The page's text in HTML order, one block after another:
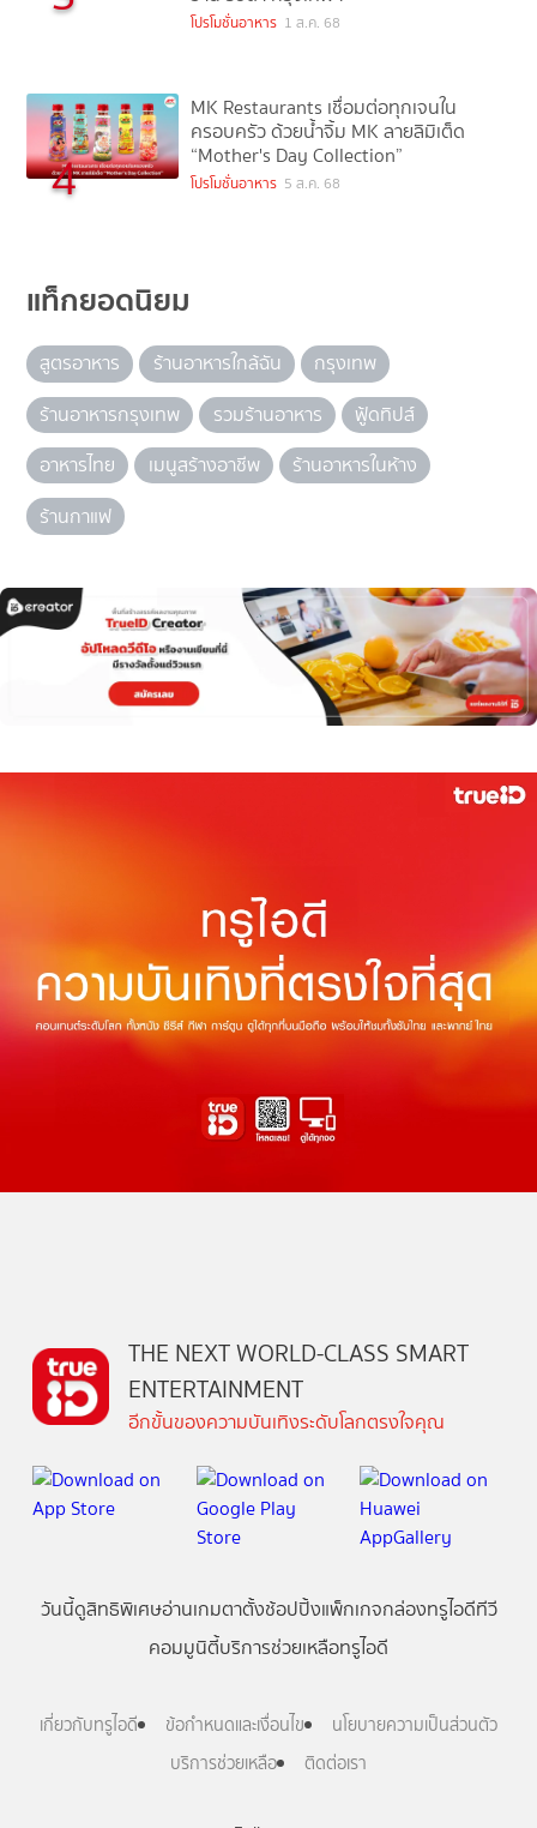
โปรโมชั่นอาหาร 1 ส.ค. 68
4
MK Restaurants เชื่อมต่อทุกเจนใน
ครอบครัว ด้วยน้ำจิ้ม MK ลายลิมิเต็ด
“Mother's Day Collection”
โปรโมชั่นอาหาร 5 ส.ค. 68
แท็กยอดนิยม
สูตรอาหาร ร้านอาหารใกล้ฉัน
กรุงเทพ
ร้านอาหารกรุงเทพ
รวมร้านอาหาร
ฟู้ดทิปส์
อาหารไทย
เมนูสร้างอาชีพ
ร้านอาหารในห้าง
ร้านกาแฟ
THE NEXT WORLD-CLASS SMART
ENTERTAINMENT
อีกขั้นของความบันเทิงระดับโลกตรงใจคุณ
วันนี้ดูสิทธิพิเศษอ่านเกมตาตั้งช้อปปิ้งแพ็กเกจกล่องทรูไอดีทีวี
คอมมูนิตี้บริการช่วยเหลือทรูไอดี
เกี่ยวกับทรูไอดี ข้อกำหนดและเงื่อนไข
นโยบายความเป็นส่วนตัว
บริการช่วยเหลือ
ติดต่อเรา